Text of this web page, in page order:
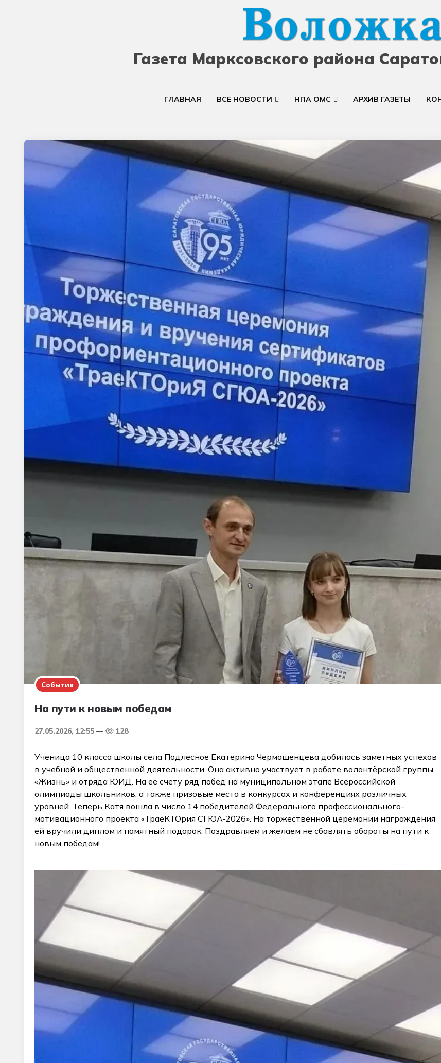
Газета Марксовского района
ГЛАВНАЯ ВСЕ НОВОСТИ НПА ОМС АРХИВ ГАЗЕТЫ
События
На пути к новым победам
27.05.2026, 12:55 128
Ученица 10 класса школы села Подлесное Екатерина Чермашенцева добилась заметных успехов
в учебной и общественной деятельности. Она активно участвует в работе волонтёрской группы
«Жизнь» и отряда ЮИД. На её счету ряд побед на муниципальном этапе Всероссийской
олимпиады школьников, а также призовые места в конкурсах и конференциях различных
уровней. Теперь Катя вошла в число 14 победителей Федерального профессионального-
мотивационного проекта «ТраеКТОрия СГЮА‑2026». На торжественной церемонии награждения
ей вручили диплом и памятный подарок. Поздравляем и желаем не сбавлять обороты на пути к
новым победам!